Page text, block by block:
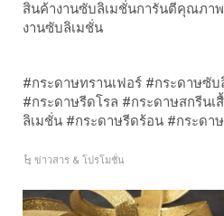
สินค้างานซับลิเมชั่นการันตีคุณภา
งานซับลิเมชั่น
#กระดาษทรานเฟอร์ #กระดาษซั
#กระดาษรีดโรล #กระดาษสกรีน
ลิเมชั่น #กระดาษรีดร้อน #กระดา
ข่าวสาร & โปรโมชั่น